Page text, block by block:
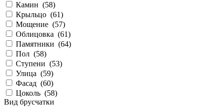
Камин (58)
Крыльцо (61)
Мощение (57)
Облицовка (61)
Памятники (64)
Пол (58)
Ступени (53)
Улица (59)
Фасад (60)
Цоколь (58)
Вид брусчатки